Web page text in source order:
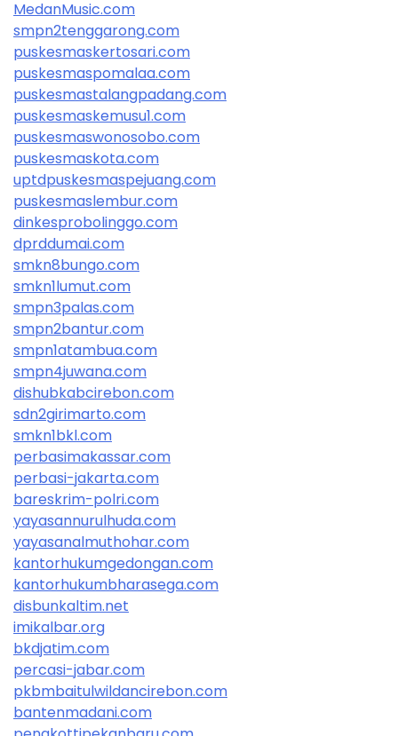
MedanMusic.com
smpn2tenggarong.com
puskesmaskertosari.com
puskesmaspomalaa.com
puskesmastalangpadang.com
puskesmaskemusu1.com
puskesmaswonosobo.com
puskesmaskota.com
uptdpuskesmaspejuang.com
puskesmaslembur.com
dinkesprobolinggo.com
dprddumai.com
smkn8bungo.com
smkn1lumut.com
smpn3palas.com
smpn2bantur.com
smpn1atambua.com
smpn4juwana.com
dishubkabcirebon.com
sdn2girimarto.com
smkn1bkl.com
perbasimakassar.com
perbasi-jakarta.com
bareskrim-polri.com
yayasannurulhuda.com
yayasanalmuthohar.com
kantorhukumgedongan.com
kantorhukumbharasega.com
disbunkaltim.net
imikalbar.org
bkdjatim.com
percasi-jabar.com
pkbmbaitulwildancirebon.com
bantenmadani.com